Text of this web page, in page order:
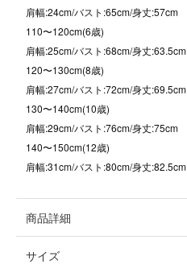
肩幅:24cm/バスト:65cm/身丈:57cm
110〜120cm(6歳)
肩幅:25cm/バスト:68cm/身丈:63.5cm
120〜130cm(8歳)
肩幅:27cm/バスト:72cm/身丈:69.5cm
130〜140cm(10歳)
肩幅:29cm/バスト:76cm/身丈:75cm
140〜150cm(12歳)
肩幅:31cm/バスト:80cm/身丈:82.5cm
商品詳細
サイズ